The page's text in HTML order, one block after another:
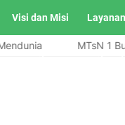
Visi dan Misi
Tengah Raih
MTsN 1